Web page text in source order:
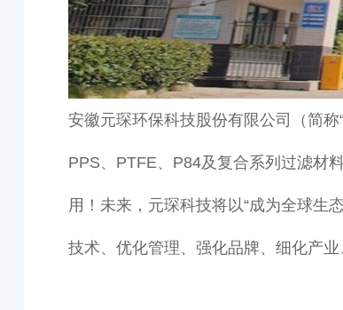
安徽元琛环保科技股份有限公司（简称
PPS、PTFE、P84及复合系列过滤材
用！未来，元琛科技将以“成为全球生
技术、优化管理、强化品牌、细化产